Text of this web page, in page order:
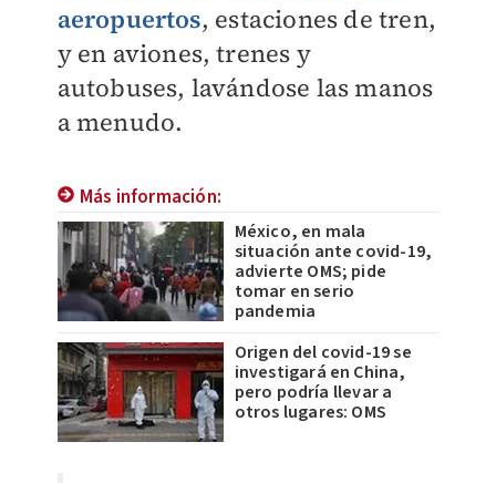
aeropuertos, estaciones de tren,
y en aviones, trenes y
autobuses, lavándose las manos
a menudo.
Más información:
México, en mala
situación ante covid-19,
advierte OMS; pide
tomar en serio
pandemia
Origen del covid-19 se
investigará en China,
pero podría llevar a
otros lugares: OMS